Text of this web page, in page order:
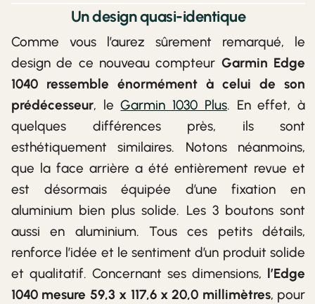
Un design quasi-identique
Comme vous l’aurez sûrement remarqué, le
design de ce nouveau compteur Garmin Edge
1040 ressemble énormément à celui de son
prédécesseur, leGarmin 1030 Plus. En effet, à
quelques différences près, ils sont
esthétiquement similaires. Notons néanmoins,
que la face arrière a été entièrement revue et
est désormais équipée d’une fixation en
aluminium bien plus solide. Les 3 boutons sont
aussi en aluminium. Tous ces petits détails,
renforce l’idée et le sentiment d’un produit solide
et qualitatif. Concernant ses dimensions, l’Edge
1040 mesure 59,3 x 117,6 x 20,0 millimètres, pour